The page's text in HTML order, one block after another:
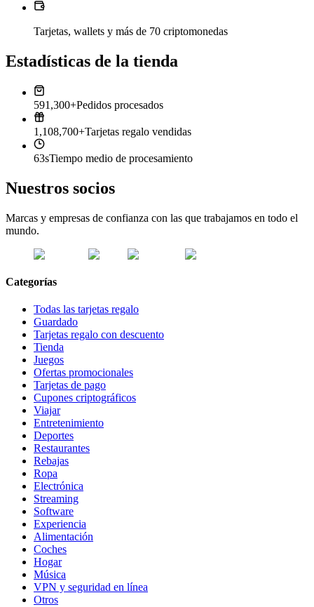
Tarjetas, wallets y más de 70 criptomonedas
Estadísticas de la tienda
591,300+Pedidos procesados
1,108,700+Tarjetas regalo vendidas
63sTiempo medio de procesamiento
Nuestros socios
Marcas y empresas de confianza con las que trabajamos en todo el
mundo.
Categorías
Todas las tarjetas regalo
Guardado
Tarjetas regalo con descuento
Tienda
Juegos
Ofertas promocionales
Tarjetas de pago
Cupones criptográficos
Viajar
Entretenimiento
Deportes
Restaurantes
Rebajas
Ropa
Electrónica
Streaming
Software
Experiencia
Alimentación
Coches
Hogar
Música
VPN y seguridad en línea
Otros